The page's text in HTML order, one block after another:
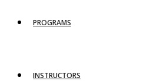
PROGRAMS
INSTRUCTORS